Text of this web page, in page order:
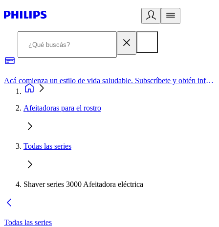
Acá comienza un estilo de vida saludable. Subscríbete y obtén información de primera mano
Afeitadoras para el rostro
Todas las series
Shaver series 3000 Afeitadora eléctrica
Todas las series